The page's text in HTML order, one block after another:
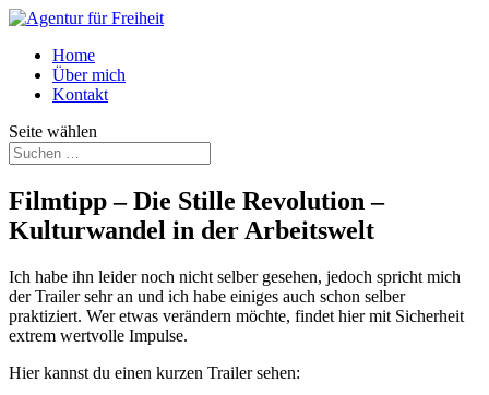
Home
Über mich
Kontakt
Seite wählen
Filmtipp – Die Stille Revolution –
Kulturwandel in der Arbeitswelt
Ich habe ihn leider noch nicht selber gesehen, jedoch spricht mich
der Trailer sehr an und ich habe einiges auch schon selber
praktiziert. Wer etwas verändern möchte, findet hier mit Sicherheit
extrem wertvolle Impulse.
Hier kannst du einen kurzen Trailer sehen: